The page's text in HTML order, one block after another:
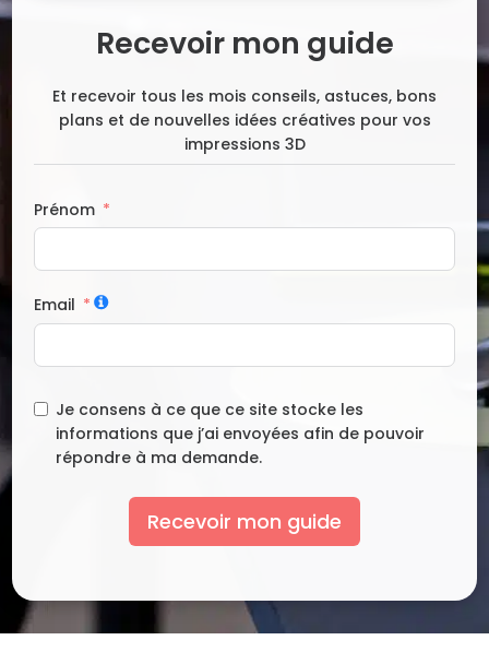
Recevoir mon guide
Et recevoir tous les mois conseils, astuces, bons
plans et de nouvelles idées créatives pour vos
impressions 3D
Prénom
Email
Je consens à ce que ce site stocke les
informations que j’ai envoyées afin de pouvoir
répondre à ma demande.
Recevoir mon guide